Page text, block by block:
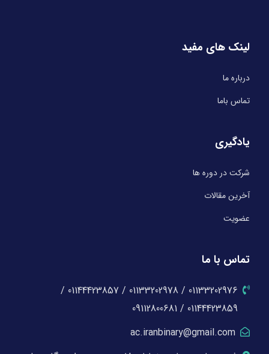
لینک های مفید
درباره ما
تماس باما
یادگیری
شرکت در دوره ها
آخرین مقالات
عضویت
تماس با ما
01133202976 / 01133202978 / 01144423857 /
01144423859 / 09112800681
ac.iranbinary@gmail.com